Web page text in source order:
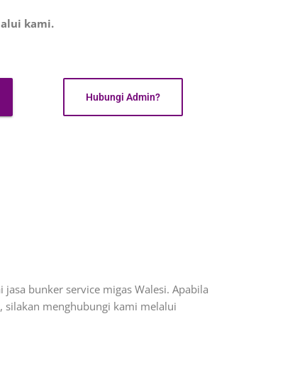
kami.
Hubungi Admin?
bunker service migas Walesi. Apabila
silakan menghubungi kami melalui